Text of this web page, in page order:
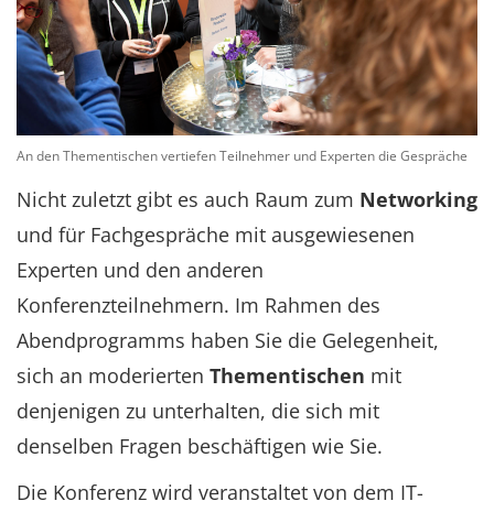
An den Thementischen vertiefen Teilnehmer und Experten die Gespräche
Nicht zuletzt gibt es auch Raum zum Networking
und für Fachgespräche mit ausgewiesenen
Experten und den anderen
Konferenzteilnehmern. Im Rahmen des
Abendprogramms haben Sie die Gelegenheit,
sich an moderierten Thementischen mit
denjenigen zu unterhalten, die sich mit
denselben Fragen beschäftigen wie Sie.
Die Konferenz wird veranstaltet von dem IT-